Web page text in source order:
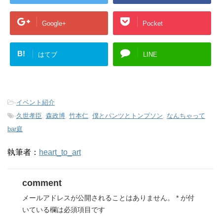
Google+ Pocket
B! はてブ LINE
-イベント紹介
-久世孝臣 森政博 竹本仁 僕とパンツとトンプソン
なんちゃって
bar庭
執筆者： heart_to_art
comment
メールアドレスが公開されることはありません。 * が付
いている欄は必須項目です